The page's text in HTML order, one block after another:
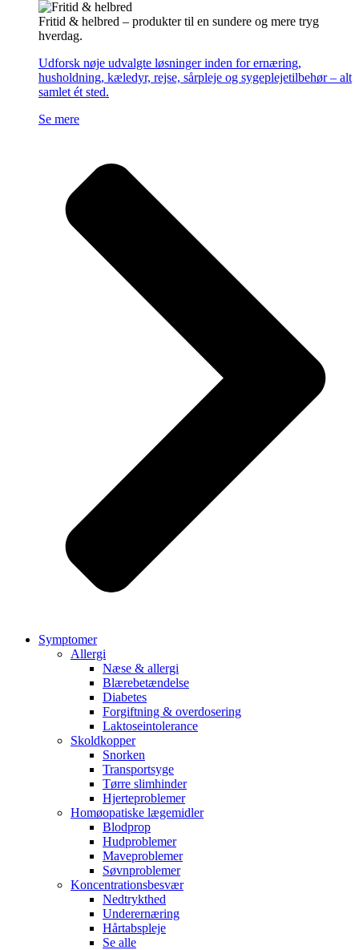
Fritid & helbred – produkter til en sundere og mere tryg
hverdag.
Udforsk nøje udvalgte løsninger inden for ernæring,
husholdning, kæledyr, rejse, sårpleje og sygeplejetilbehør – alt
samlet ét sted.
Se mere
Symptomer
Allergi
Næse & allergi
Blærebetændelse
Diabetes
Forgiftning & overdosering
Laktoseintolerance
Skoldkopper
Snorken
Transportsyge
Tørre slimhinder
Hjerteproblemer
Homøopatiske lægemidler
Blodprop
Hudproblemer
Maveproblemer
Søvnproblemer
Koncentrationsbesvær
Nedtrykthed
Underernæring
Hårtabspleje
Se alle